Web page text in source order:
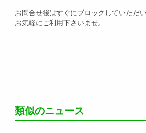
お問合せ後はすぐにブロックしていただ
お気軽にご利用下さいませ。
類似のニュース